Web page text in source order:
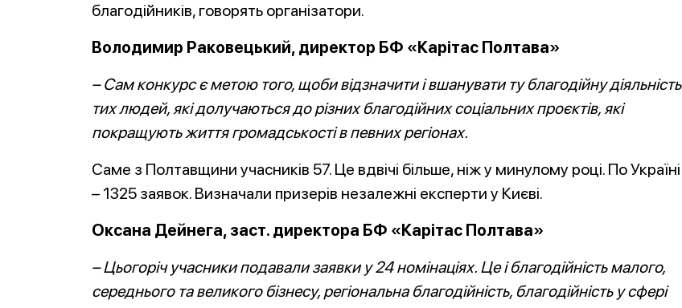
благодійників, говорять організатори.
Володимир Раковецький, директор БФ «Карітас Полтава»
– Сам конкурс є метою того, щоби відзначити і вшанувати ту благодійну діяльність
тих людей, які долучаються до різних благодійних соціальних проєктів, які
покращують життя громадськості в певних регіонах.
Саме з Полтавщини учасників 57. Це вдвічі більше, ніж у минулому році. По Україні
– 1325 заявок. Визначали призерів незалежні експерти у Києві.
Оксана Дейнега, заст. директора БФ «Карітас Полтава»
– Цьогоріч учасники подавали заявки у 24 номінаціях. Це і благодійність малого,
середнього та великого бізнесу, регіональна благодійність, благодійність у сфері